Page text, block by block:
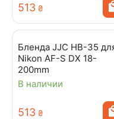
‍513‍ ₴
Бленда JJC HB-35
Nikon AF-S DX 18-
200mm
В наличии
‍513‍ ₴